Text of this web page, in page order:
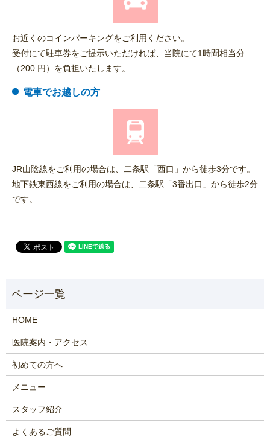
お近くのコインパーキングをご利用ください。
受付にて駐車券をご提示いただければ、当院にて1時間相当分
（200 円）を負担いたします。
電車でお越しの方
JR山陰線をご利用の場合は、二条駅「西口」から徒歩3分です。
地下鉄東西線をご利用の場合は、二条駅「3番出口」から徒歩2分
です。
HOME
医院案内・アクセス
初めての方へ
メニュー
スタッフ紹介
よくあるご質問